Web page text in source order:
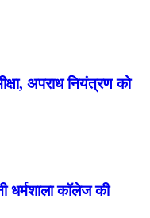
अपराध नियंत्रण को
धर्मशाला कॉलेज की